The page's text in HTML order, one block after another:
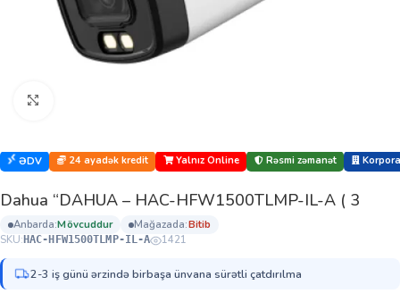
ƏDV 24 ayadək kredit Yalnız Online Rəsmi zəmanət
Dahua “DAHUA – HAC-HFW1500TLMP-IL-A ( 3
anbarda: mövcuddur mağazada:
bi̇ti̇b
SKU: HAC-HFW1500TLMP-IL-A 1421
2-3 iş günü ərzində birbaşa ünvana sürətli çatdırılma